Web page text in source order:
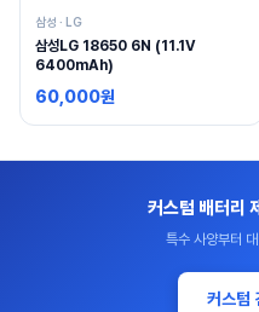
삼성 · LG
삼성LG 18650 6N (11.1V
6400mAh)
60,000원
커스텀 배터리
특수 사양부터
커스텀